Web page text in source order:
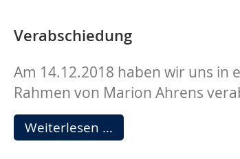
Verabschiedung
Am 14.12.2018 haben wir uns in
Rahmen von Marion Ahrens
Weiterlesen … Verabschiedung